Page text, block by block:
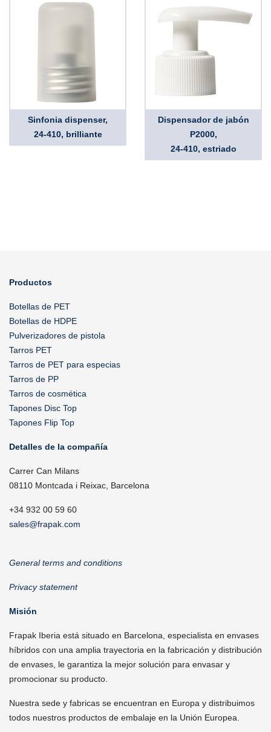
Sinfonia dispenser,
24-410, brilliante
Dispensador de jabón
P2000,
24-410, estriado
Productos
Botellas de PET
Botellas de HDPE
Pulverizadores de pistola
Tarros PET
Tarros de PET para especias
Tarros de PP
Tarros de cosmética
Tapones Disc Top
Tapones Flip Top
Detalles de la compañía
Carrer Can Milans
08110 Montcada i Reixac, Barcelona
+34 932 00 59 60
sales@frapak.com
General terms and conditions
Privacy statement
Misión
Frapak Iberia está situado en Barcelona, especialista en envases
híbridos con una amplia trayectoria en la fabricación y distribución
de envases, le garantiza la mejor solución para envasar y
promocionar su producto.
Nuestra sede y fabricas se encuentran en Europa y distribuimos
todos nuestros productos de embalaje en la Unión Europea.